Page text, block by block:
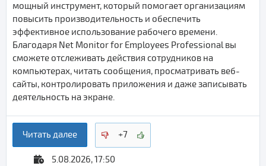
мощный инструмент, который помогает организациям
повысить производительность и обеспечить
эффективное использование рабочего времени.
Благодаря Net Monitor for Employees Professional вы
сможете отслеживать действия сотрудников на
компьютерах, читать сообщения, просматривать веб-
сайты, контролировать приложения и даже записывать
деятельность на экране.
Читать далее +7
5.08.2026, 17:50